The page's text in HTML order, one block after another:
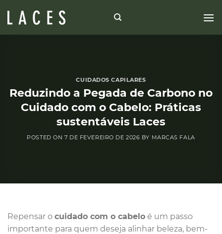
CUIDADOS CAPILARES
Reduzindo a Pegada de Carbono no
Cuidado com o Cabelo: Práticas
sustentáveis Laces
POSTED ON 7 DE FEVEREIRO DE 2026 BY MARCAS FALA
Repensar o cuidado com o cabelo é um passo
importante para quem deseja alinhar beleza, bem-